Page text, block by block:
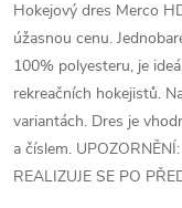
Hokejový dres Merco
úžasnou cenu.
100% polyesteru, je
rekreačních hokejistů.
variantách. Dres je
a číslem.
REALIZUJE SE PO